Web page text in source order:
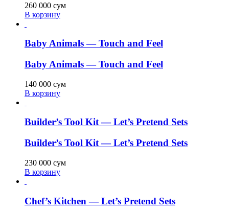
260 000 сум
В корзину
Baby Animals — Touch and Feel
Baby Animals — Touch and Feel
140 000 сум
В корзину
Builder’s Tool Kit — Let’s Pretend Sets
Builder’s Tool Kit — Let’s Pretend Sets
230 000 сум
В корзину
Chef’s Kitchen — Let’s Pretend Sets